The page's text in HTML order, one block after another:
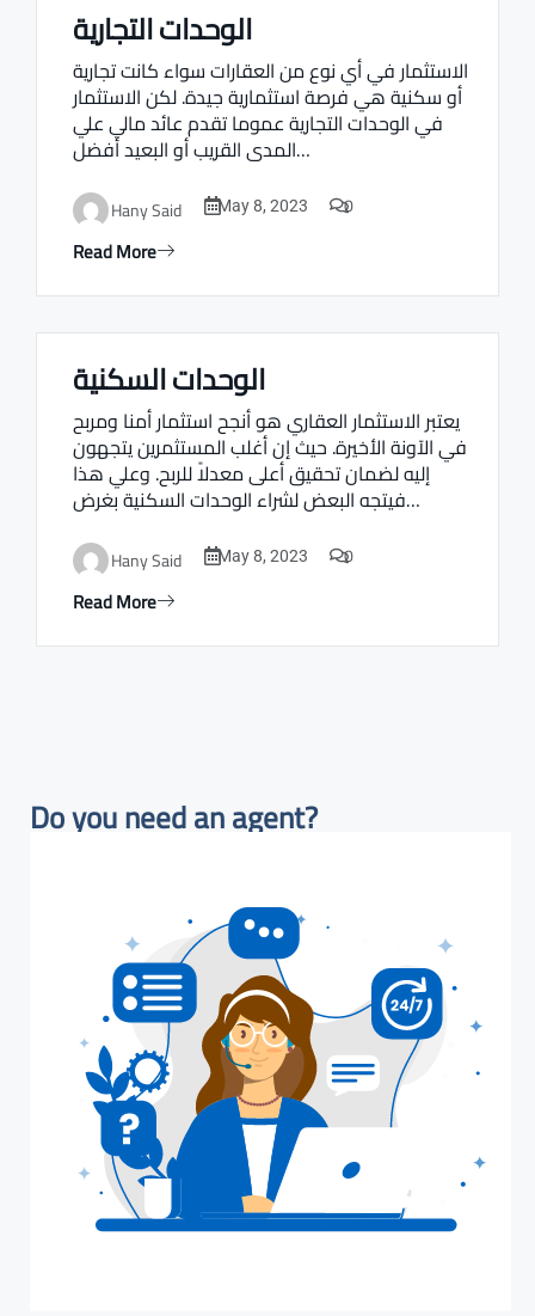
Real estate Estate ville
الوحدات التجارية
الاستثمار في أي نوع من العقارات سواء كانت تجارية
أو سكنية هي فرصة استثمارية جيدة. لكن الاستثمار
في الوحدات التجارية عموما تقدم عائد مالي علي
المدى القريب أو البعيد أفضل…
Hany Said May 8, 2023 0
Read More
Real estate Estate ville
الوحدات السكنية
يعتبر الاستثمار العقاري هو أنجح استثمار أمنا ومربح
في الآونة الأخيرة. حيث إن أغلب المستثمرين يتجهون
إليه لضمان تحقيق أعلى معدلاً للربح. وعلي هذا
فيتجه البعض لشراء الوحدات السكنية بغرض…
Hany Said May 8, 2023 0
Read More
Do you need an agent?​